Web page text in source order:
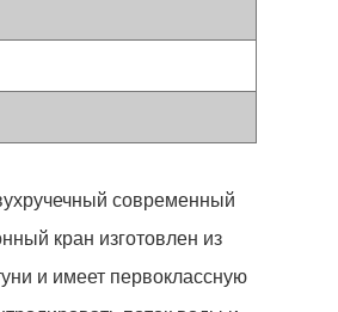
современный
кран изготовлен из
и имеет первоклассную